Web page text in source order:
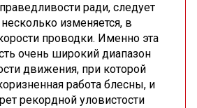
ради, следует
изменяется, в
проводки. Именно эта
очень широкий диапазон
движения, при которой
работа блесны, и
рекордной уловистости